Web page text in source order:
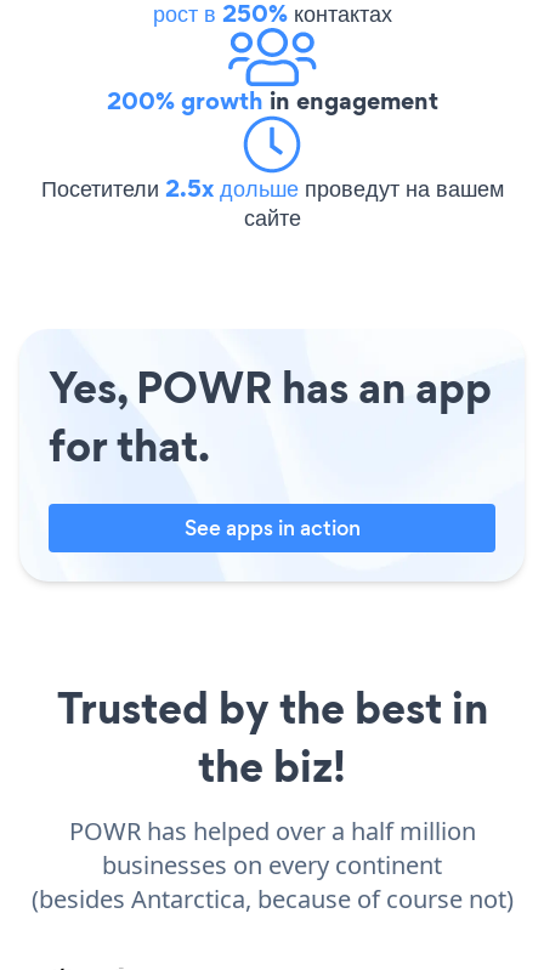
рост в 250%контактах
200% growth in engagement
Посетители 2.5x дольше проведут на вашем
сайте
Yes, POWR has an app
for that.
See apps in action
Trusted by the best in
the biz!
POWR has helped over a half million
businesses on every continent
(besides Antarctica, because of course not)